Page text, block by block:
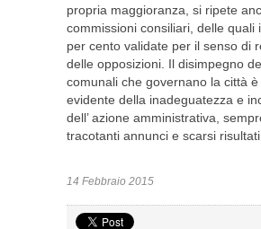
propria maggioranza, si ripete
commissioni consiliari, delle quali
per cento validate per il senso di
delle opposizioni. Il disimpegno
comunali che governano la città
evidente della inadeguatezza e
dell’ azione amministrativa,
tracotanti annunci e scarsi
14 Febbraio 2015